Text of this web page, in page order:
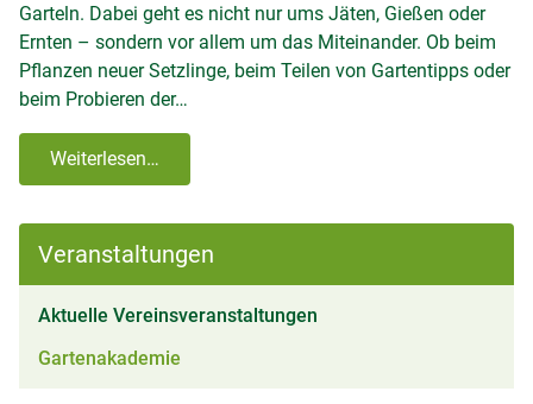
Veranstaltungen
Aktuelle Vereinsveranstaltungen
Gartenakademie
Garteln. Dabei geht es nicht nur ums Jäten, Gießen oder
Ernten – sondern vor allem um das Miteinander. Ob beim
Pflanzen neuer Setzlinge, beim Teilen von Gartentipps oder
beim Probieren der…
Weiterlesen…